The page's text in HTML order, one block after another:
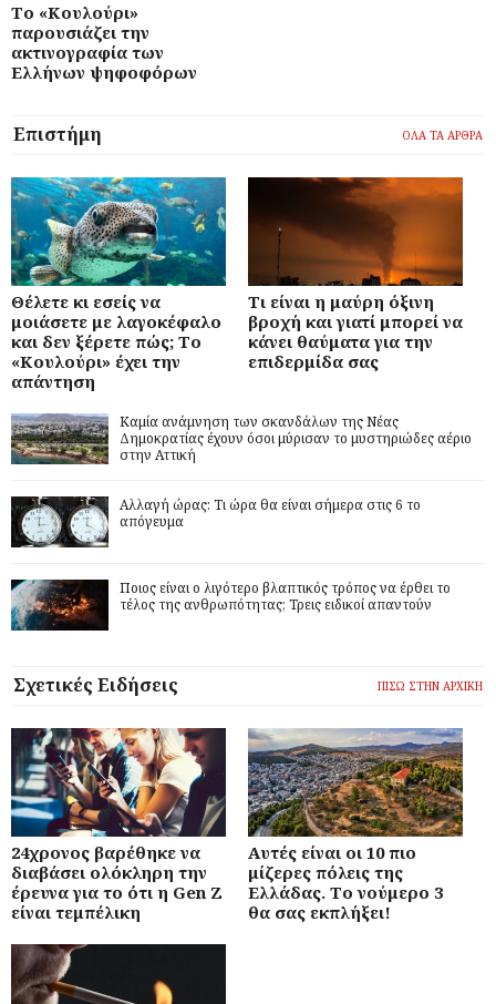
Το «Κουλούρι»
παρουσιάζει την
ακτινογραφία των
Ελλήνων ψηφοφόρων
Επιστήμη ΟΛΑ ΤΑ ΑΡΘΡΑ
Θέλετε κι εσείς να
μοιάσετε με λαγοκέφαλο
και δεν ξέρετε πώς; Το
«Κουλούρι» έχει την
απάντηση
Τι είναι η μαύρη όξινη
βροχή και γιατί μπορεί να
κάνει θαύματα για την
επιδερμίδα σας
Καμία ανάμνηση των σκανδάλων της Νέας
Δημοκρατίας έχουν όσοι μύρισαν το μυστηριώδες αέριο
στην Αττική
Αλλαγή ώρας: Τι ώρα θα είναι σήμερα στις 6 το
απόγευμα
Ποιος είναι ο λιγότερο βλαπτικός τρόπος να έρθει το
τέλος της ανθρωπότητας; Τρεις ειδικοί απαντούν
Σχετικές Ειδήσεις ΠΙΣΩ ΣΤΗΝ ΑΡΧΙΚΗ
24χρονος βαρέθηκε να
διαβάσει ολόκληρη την
έρευνα για το ότι η Gen Z
είναι τεμπέλικη
Αυτές είναι οι 10 πιο
μίζερες πόλεις της
Ελλάδας. Το νούμερο 3
θα σας εκπλήξει!